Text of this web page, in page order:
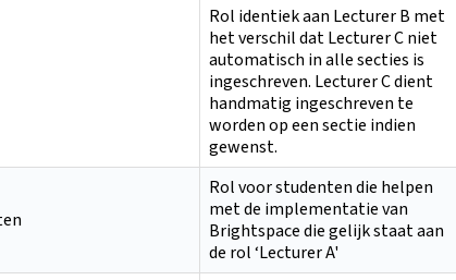
Rol identiek aan Lecturer B met
het verschil dat Lecturer C niet
automatisch in alle secties is
ingeschreven. Lecturer C dient
handmatig ingeschreven te
worden op een sectie indien
gewenst.
Rol voor studenten die helpen
met de implementatie van
Brightspace die gelijk staat aan
de rol ‘Lecturer A'